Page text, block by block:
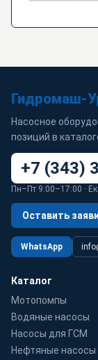
Гидромаш-
Насосное
позиций в
+7 (343)
Пн–Пт 9:00–17:00 ·
Оставить
WhatsApp
Каталог
Мотопомпы
Водяные насосы
Насосы для ГСМ
Нефтяные насосы